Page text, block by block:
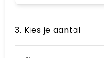
3. Kies je aantal